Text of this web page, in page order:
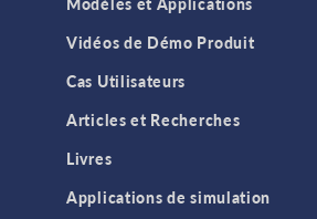
Vidéos de Démo Produit
Cas Utilisateurs
Articles et Recherches
Livres
Applications de simulation